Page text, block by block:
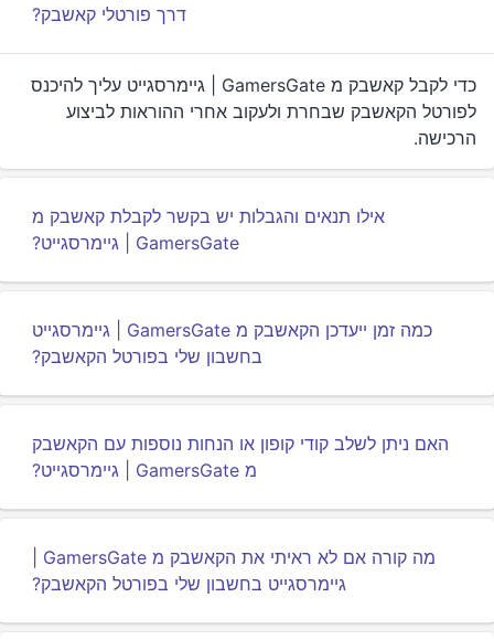
דרך פורטלי קאשבק?
כדי לקבל קאשבק מ GamersGate | גיימרסגייט עליך להיכנס
לפורטל הקאשבק שבחרת ולעקוב אחרי ההוראות לביצוע
הרכישה.
אילו תנאים והגבלות יש בקשר לקבלת קאשבק מ
GamersGate | גיימרסגייט?
כמה זמן ייעדכן הקאשבק מ GamersGate | גיימרסגייט
בחשבון שלי בפורטל הקאשבק?
האם ניתן לשלב קודי קופון או הנחות נוספות עם הקאשבק
מ GamersGate | גיימרסגייט?
גיימרסגייט בחשבון שלי בפורטל הקאשבק?